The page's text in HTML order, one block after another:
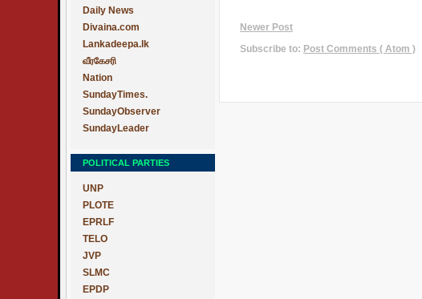
Daily News
Divaina.com
Lankadeepa.lk
வீரகேசரி
Nation
SundayTimes.
SundayObserver
SundayLeader
POLITICAL PARTIES
UNP
PLOTE
EPRLF
TELO
JVP
SLMC
EPDP
Newer Post
Subscribe to: Post Comments ( Atom )